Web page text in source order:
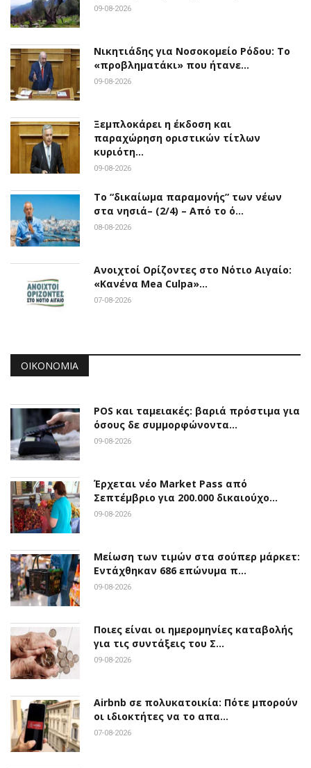
09-08-2026
Νικητιάδης για Νοσοκομείο Ρόδου: Το
«προβληματάκι» που ήτανε…
09-08-2026
Ξεμπλοκάρει η έκδοση και
παραχώρηση οριστικών τίτλων
κυριότη…
09-08-2026
Το “δικαίωμα παραμονής” των νέων
στα νησιά– (2/4) – Από το ό…
08-08-2026
Ανοιχτοί Ορίζοντες στο Νότιο Αιγαίο:
«Κανένα Mea Culpa»…
07-08-2026
ΟΙΚΟΝΟΜΊΑ
POS και ταμειακές: βαριά πρόστιμα για
όσους δε συμμορφώνοντα…
09-08-2026
Έρχεται νέο Market Pass από
Σεπτέμβριο για 200.000 δικαιούχο…
09-08-2026
Μείωση των τιμών στα σούπερ μάρκετ:
Εντάχθηκαν 686 επώνυμα π…
09-08-2026
Ποιες είναι οι ημερομηνίες καταβολής
για τις συντάξεις του Σ…
09-08-2026
Airbnb σε πολυκατοικία: Πότε μπορούν
οι ιδιοκτήτες να το απα…
07-08-2026